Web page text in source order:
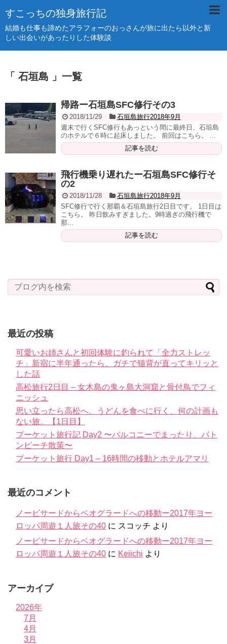
すこっちの独身旅行記
結婚も仕事も諦めたアラフォーのおっさんが旅に出たら以外と新
しい出会いがあったりした体験談
「 石垣島 」一覧
帰路ー石垣島SFC修行その3
2018/11/29
石垣島旅行2018年9月
週末で行くSFC修行もあっという間に最終日、石垣島
のホテルで６時に起床しました。 前回はこちら。 ...
記事を読む
飛行機乗り遅れたー石垣島SFC修行そ
の2
2018/11/28
石垣島旅行2018年9月
SFC修行で行く那覇＆石垣島旅行2日目です。 1日目は
こちら。 昨日飲みすぎました。9時過ぎの飛行機で
那...
記事を読む
最近の投稿
可愛いお姉さんと初回体験に釣られて「全力ストレッ
チ」新宿に半年通ったら、ガチで猫背が直ってキリッと
した話
高松旅行2日目 – 女木島の鬼ヶ島大洞窟と骨付鳥でフィ
ニッシュ
思い立ったら高松へ。うどんを食べに行く、何の計画も
ない旅。【1日目】
プーケット旅行記 Day2 〜バルコニーでまったり、パト
ンビーチ散策〜
プーケット旅行 Day1 – 16時間の移動とホテルアマリ
最近のコメント
ノービサードからベオグラードへの移動ー2017年ヨー
ロッパ周遊１人旅その40 に スコッチ より
ノービサードからベオグラードへの移動ー2017年ヨー
ロッパ周遊１人旅その40 に Keiichi より
アーカイブ
2026年
7月
4月
3月